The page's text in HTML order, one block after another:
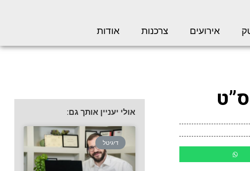
אירועים צרכנות אודות
אולי יעניין אותך גם:
דיגיטל